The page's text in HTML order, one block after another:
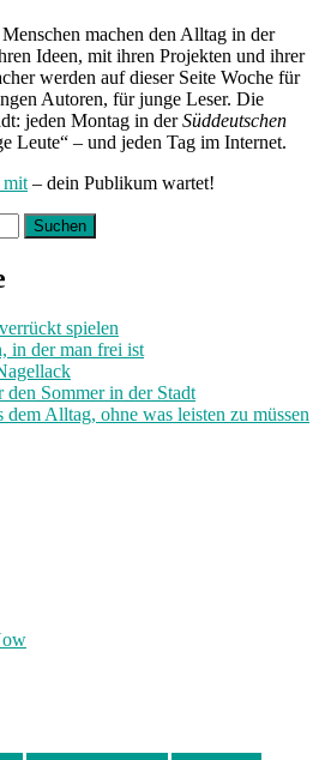
machen den Alltag in der
Ideen, mit ihren Projekten und ihrer
werden auf dieser Seite Woche für
Autoren, für junge Leser. Die
jeden Montag in derSüddeutschen
Leute“ – und jeden Tag im Internet.
mit – dein Publikum wartet!
spielen
in der man frei ist
Sommer in der Stadt
dem Alltag, ohne was leisten zu müssen